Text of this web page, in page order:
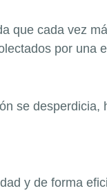
que cada vez
por una
se
y de forma